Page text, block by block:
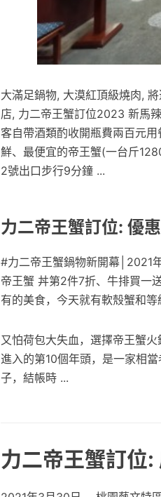
大滿足鍋物, 大漠紅頂級燒肉,
店, 力二帝王蟹訂位2023 新馬
客自帶酒類酌收開瓶費兩百元
鮮、最便宜的帝王蟹(一台斤
2號出口步行9分鐘 ...
力二帝王蟹訂位: 優
#力二帝王蟹鍋物新開幕│2021
帝王蟹 丼第2件7折、牛排買一
有的美食，今天就有軟殼蟹和
又怕荷包大失血，選擇帝王蟹
進入的第10個年頭，是一家相
子，結帳時 ...
力二帝王蟹訂位